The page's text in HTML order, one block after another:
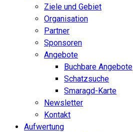
Ziele und Gebiet
Organisation
Partner
Sponsoren
Angebote
Buchbare Angebote
Schatzsuche
Smaragd-Karte
Newsletter
Kontakt
Aufwertung